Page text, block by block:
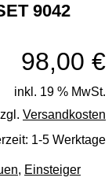
9042
98,00 €
inkl. 19 % MwSt.
Versandkosten
1-5 Werktage
, Einsteiger